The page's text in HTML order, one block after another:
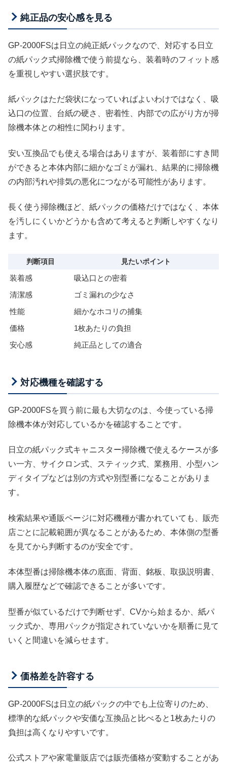
純正品の安心感を見る
GP-2000FSは日立の純正紙パックなので、対応する日立
の紙パック式掃除機で使う前提なら、装着時のフィット感
を重視しやすい選択肢です。
紙パックはただ袋状になっていればよいわけではなく、吸
込口の位置、台紙の硬さ、密着性、内部での広がり方が掃
除機本体との相性に関わります。
安い互換品でも使える場合はありますが、装着部にすき間
ができると本体内部に細かなゴミが漏れ、結果的に掃除機
の内部汚れや排気の悪化につながる可能性があります。
長く使う掃除機ほど、紙パックの価格だけではなく、本体
を汚しにくいかどうかも含めて考えると判断しやすくなり
ます。
判断項目 見たいポイント
装着感
吸込口との密着
清潔感
ゴミ漏れの少なさ
性能
細かなホコリの捕集
価格
1枚あたりの負担
安心感
純正品としての適合
対応機種を確認する
GP-2000FSを買う前に最も大切なのは、今使っている掃
除機本体が対応しているかを確認することです。
日立の紙パック式キャニスター掃除機で使えるケースが多
い一方、サイクロン式、スティック式、業務用、小型ハン
ディタイプなどは別の方式や別型番になることがありま
す。
検索結果や通販ページに対応機種が書かれていても、販売
店ごとに記載範囲が異なることがあるため、本体側の型番
を見てから判断するのが安全です。
本体型番は掃除機本体の底面、背面、銘板、取扱説明書、
購入履歴などで確認できることが多いです。
型番が似ているだけで判断せず、CVから始まるか、紙パ
ック式か、専用パックが指定されていないかを順番に見て
いくと間違いを減らせます。
価格差を許容する
GP-2000FSは日立の紙パックの中でも上位寄りのため、
標準的な紙パックや安価な互換品と比べると1枚あたりの
負担は高くなりやすいです。
公式ストアや家電量販店では販売価格が変動することがあ